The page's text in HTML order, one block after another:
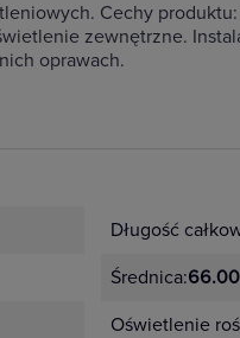
Cechy
zewnętrzne.
oprawach.
Długość
Średnica:
Oświetlenie